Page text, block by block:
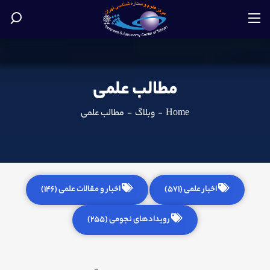
مطالب علمی
Home
- وبلاگ - مطالب علمی
اخبار علمی (571) اخبار و مقالات علمی (146)
رویدادهای نجومی (255)